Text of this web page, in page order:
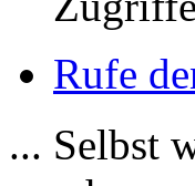
Rufe
... Selbst